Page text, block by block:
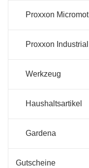
Proxxon Micromot
Proxxon Industrial
Werkzeug
Haushaltsartikel
Gardena
Gutscheine